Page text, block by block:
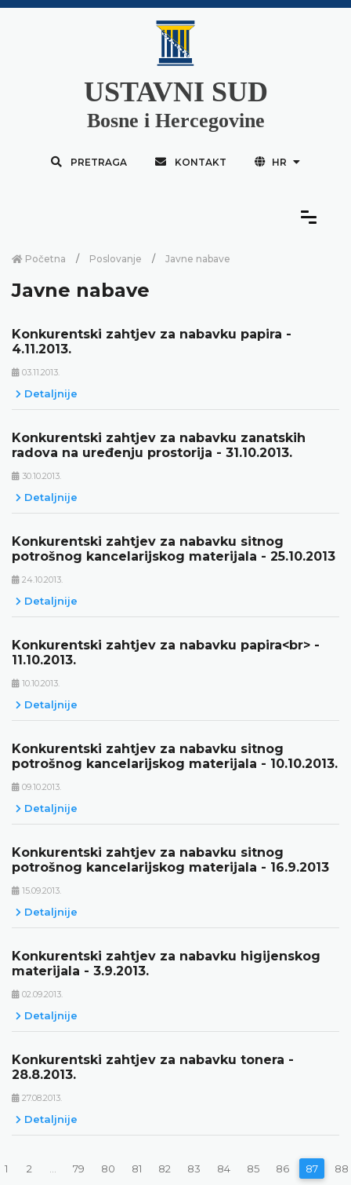
USTAVNI SUD
Bosne i Hercegovine
PRETRAGA KONTAKT HR
Početna Poslovanje Javne nabave
Javne nabave
Konkurentski zahtjev za nabavku papira -
4.11.2013.
03.11.2013.
Detaljnije
Konkurentski zahtjev za nabavku zanatskih
radova na uređenju prostorija - 31.10.2013.
30.10.2013.
Detaljnije
Konkurentski zahtjev za nabavku sitnog
potrošnog kancelarijskog materijala - 25.10.2013
24.10.2013.
Detaljnije
Konkurentski zahtjev za nabavku papira<br> -
11.10.2013.
10.10.2013.
Detaljnije
Konkurentski zahtjev za nabavku sitnog
potrošnog kancelarijskog materijala - 10.10.2013.
09.10.2013.
Detaljnije
Konkurentski zahtjev za nabavku sitnog
potrošnog kancelarijskog materijala - 16.9.2013
15.09.2013.
Detaljnije
Konkurentski zahtjev za nabavku higijenskog
materijala - 3.9.2013.
02.09.2013.
Detaljnije
Konkurentski zahtjev za nabavku tonera -
28.8.2013.
27.08.2013.
Detaljnije
1 2 79 80 81 82 83 84 85 86 87 88